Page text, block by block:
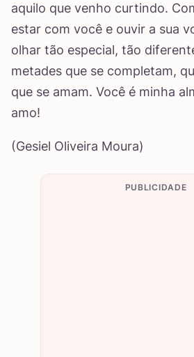
aquilo que venho curtindo.
estar com você e ouvir a sua
olhar tão especial, tão
metades que se completam,
que se amam. Você é minha
amo!
(Gesiel Oliveira Moura)
PUBLICIDADE